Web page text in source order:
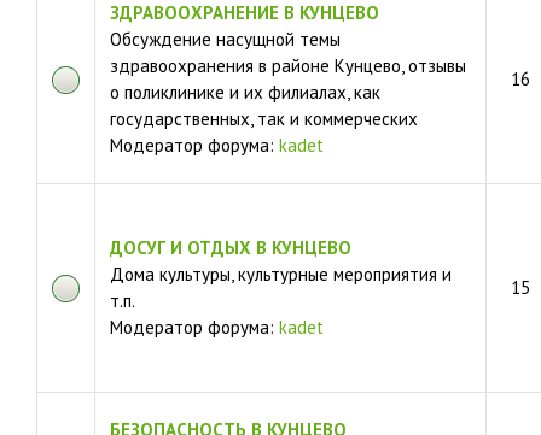
ЗДРАВООХРАНЕНИЕ В КУНЦЕВО
Обсуждение насущной темы
здравоохранения в районе Кунцево, отзывы
о поликлинике и их филиалах, как
государственных, так и коммерческих
Модератор форума: kadet
16
ДОСУГ И ОТДЫХ В КУНЦЕВО
Дома культуры, культурные мероприятия и
т.п.
Модератор форума: kadet
15
БЕЗОПАСНОСТЬ В КУНЦЕВО